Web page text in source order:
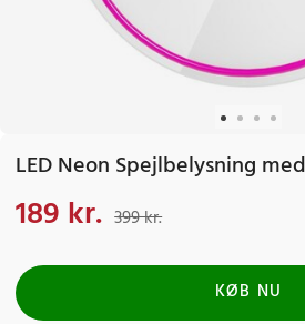
LED Neon Spejlbelysning
Nuværende pris
189 kr. 399 kr.
KØB NU